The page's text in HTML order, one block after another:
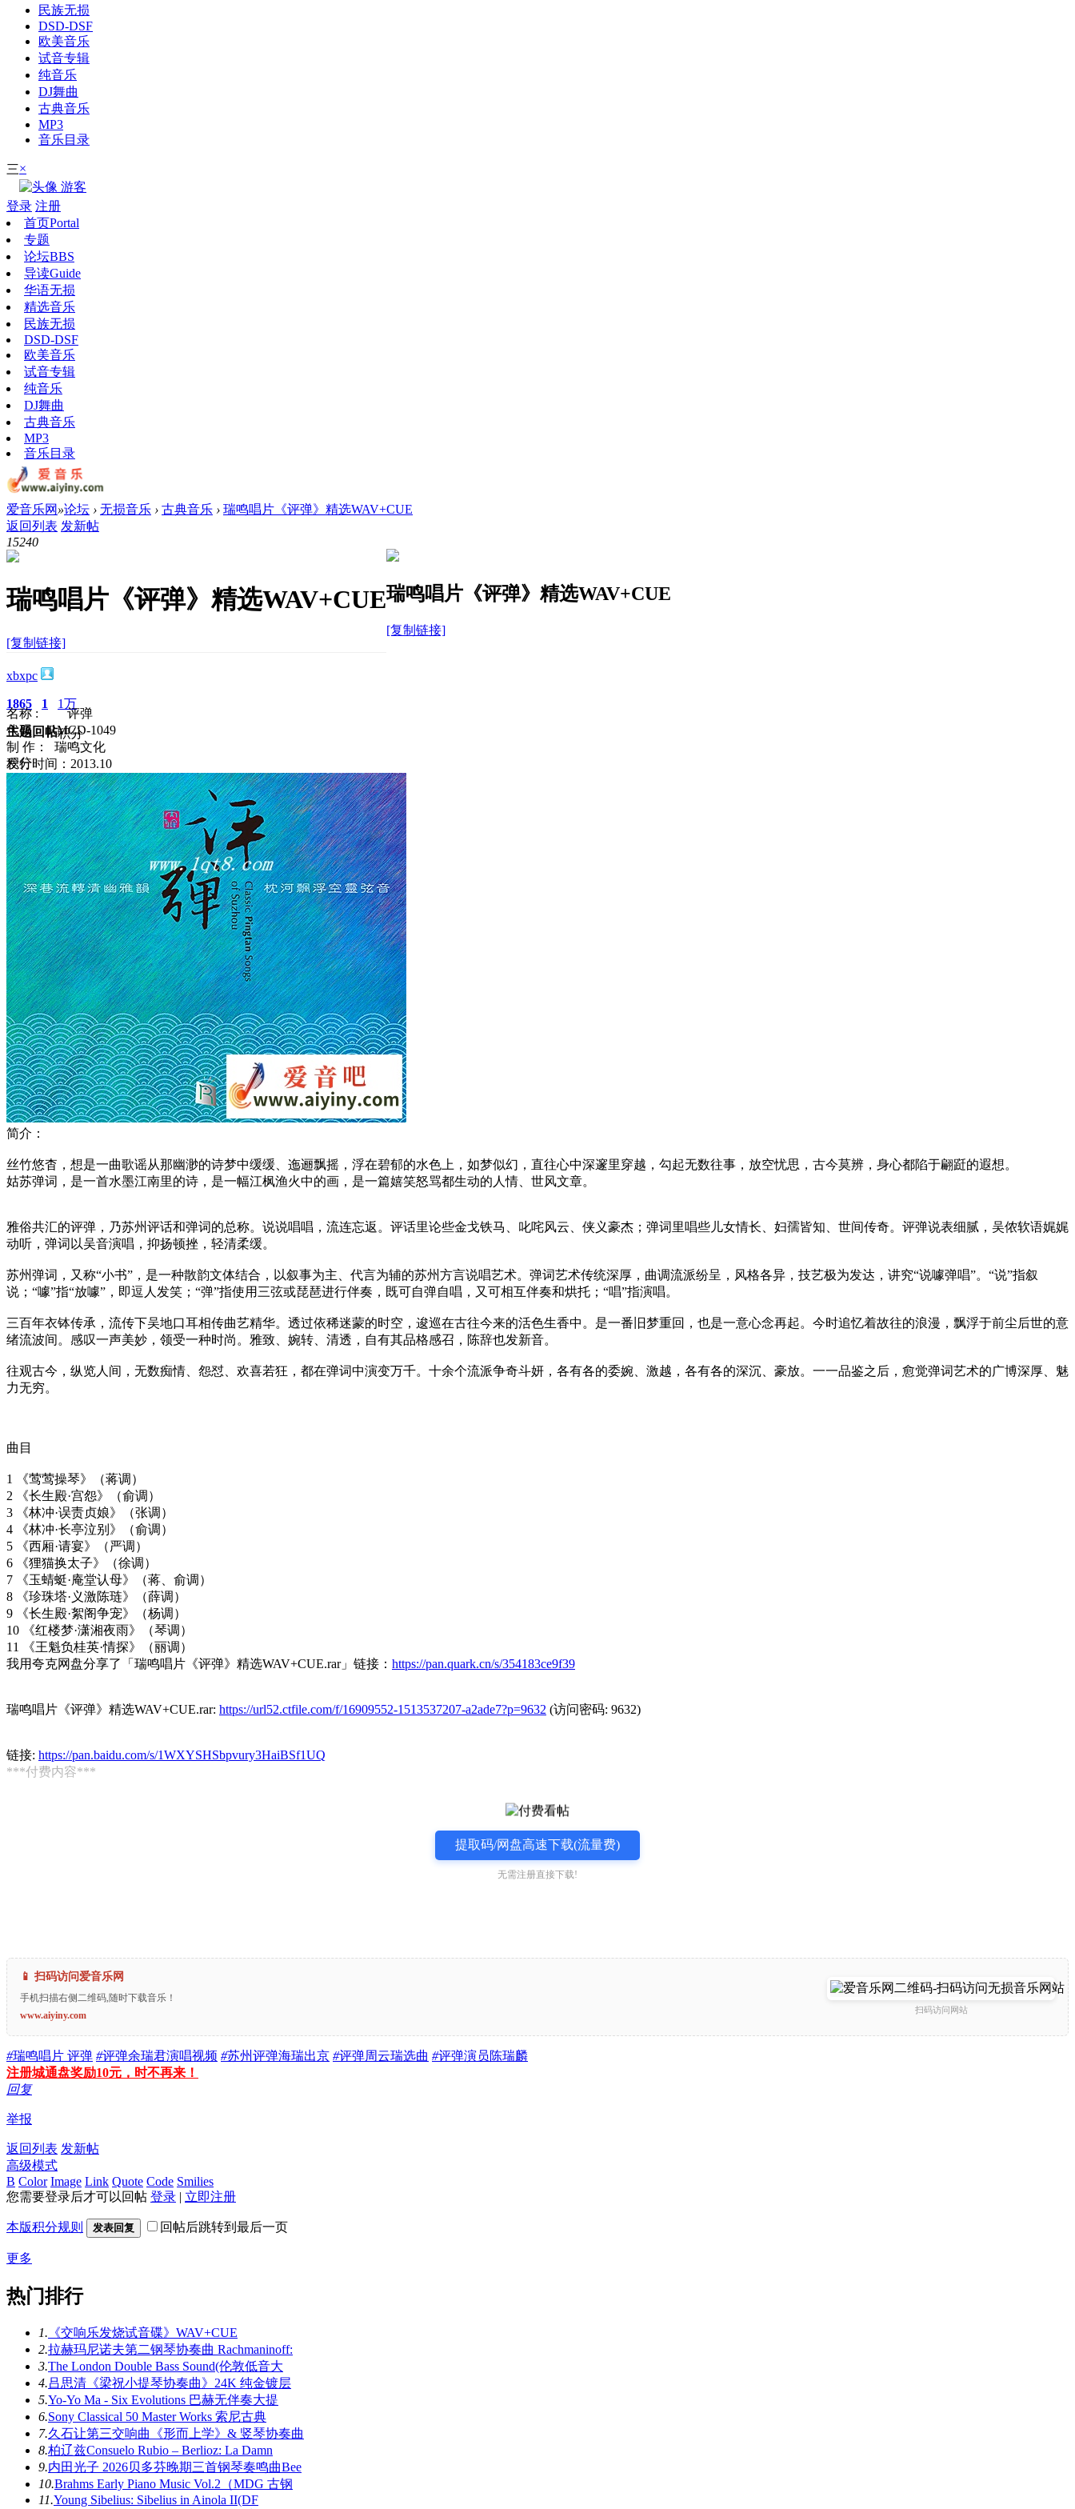
民族无损
DSD-DSF
欧美音乐
试音专辑
纯音乐
DJ舞曲
古典音乐
MP3
音乐目录
三×
游客
登录 注册
首页Portal
专题
论坛BBS
导读Guide
华语无损
精选音乐
民族无损
DSD-DSF
欧美音乐
试音专辑
纯音乐
DJ舞曲
古典音乐
MP3
音乐目录
爱音乐网 »论坛 › 无损音乐 › 古典音乐 › 瑞鸣唱片《评弹》精选WAV+CUE
返回列表 发新帖
15240
瑞鸣唱片《评弹》精选WAV+CUE
[复制链接]
瑞鸣唱片《评弹》精选WAV+CUE
[复制链接]
xbxpc
1865
主题
1
回帖
1万
积分
积分
10117
2025-6-8 13:10:28 / 显示全部楼层 /阅读模式
15240
名称 : 评弹
代码 : RMCD-1049
制 作： 瑞鸣文化
发行时间：2013.10
简介：
丝竹悠杳，想是一曲歌谣从那幽渺的诗梦中缓缓、迤逦飘摇，浮在碧郁的水色上，如梦似幻，直往心中深邃里穿越，勾起无数往事，放空忧思，古今莫辨，身心都陷于翩跹的遐想。
姑苏弹词，是一首水墨江南里的诗，是一幅江枫渔火中的画，是一篇嬉笑怒骂都生动的人情、世风文章。
雅俗共汇的评弹，乃苏州评话和弹词的总称。说说唱唱，流连忘返。评话里论些金戈铁马、叱咤风云、侠义豪杰；弹词里唱些儿女情长、妇孺皆知、世间传奇。评弹说表细腻，吴侬软语娓娓
动听，弹词以吴音演唱，抑扬顿挫，轻清柔缓。
苏州弹词，又称“小书”，是一种散韵文体结合，以叙事为主、代言为辅的苏州方言说唱艺术。弹词艺术传统深厚，曲调流派纷呈，风格各异，技艺极为发达，讲究“说噱弹唱”。“说”指叙
说；“噱”指“放噱”，即逗人发笑；“弹”指使用三弦或琵琶进行伴奏，既可自弹自唱，又可相互伴奏和烘托；“唱”指演唱。
三百年衣钵传承，流传下吴地口耳相传曲艺精华。透过依稀迷蒙的时空，逡巡在古往今来的活色生香中。是一番旧梦重回，也是一意心念再起。今时追忆着故往的浪漫，飘浮于前尘后世的意
绪流波间。感叹一声美妙，领受一种时尚。雅致、婉转、清透，自有其品格感召，陈辞也发新音。
往观古今，纵览人间，无数痴情、怨怼、欢喜若狂，都在弹词中演变万千。十余个流派争奇斗妍，各有各的委婉、激越，各有各的深沉、豪放。一一品鉴之后，愈觉弹词艺术的广博深厚、魅
力无穷。
曲目
1 《莺莺操琴》（蒋调）
2 《长生殿·宫怨》（俞调）
3 《林冲·误责贞娘》（张调）
4 《林冲·长亭泣别》（俞调）
5 《西厢·请宴》（严调）
6 《狸猫换太子》（徐调）
7 《玉蜻蜓·庵堂认母》（蒋、俞调）
8 《珍珠塔·义激陈琏》（薛调）
9 《长生殿·絮阁争宠》（杨调）
10 《红楼梦·潇湘夜雨》（琴调）
11 《王魁负桂英·情探》（丽调）
我用夸克网盘分享了「瑞鸣唱片《评弹》精选WAV+CUE.rar」链接： https://pan.quark.cn/s/354183ce9f39
瑞鸣唱片《评弹》精选WAV+CUE.rar: https://url52.ctfile.com/f/16909552-1513537207-a2ade7?p=9632 (访问密码: 9632)
链接: https://pan.baidu.com/s/1WXYSHSbpvury3HaiBSf1UQ
***付费内容***
提取码/网盘高速下载(流量费)
无需注册直接下载!
📱 扫码访问爱音乐网
手机扫描右侧二维码,随时下载音乐！
www.aiyiny.com
扫码访问网站
#瑞鸣唱片 评弹 #评弹余瑞君演唱视频 #苏州评弹海瑞出京 #评弹周云瑞选曲 #评弹演员陈瑞麟
注册城通盘奖励10元，时不再来！
回复
举报
返回列表 发新帖
高级模式
B Color Image Link Quote Code Smilies
您需要登录后才可以回帖 登录 | 立即注册
本版积分规则 发表回复 回帖后跳转到最后一页
更多
热门排行
1. 《交响乐发烧试音碟》WAV+CUE
2.拉赫玛尼诺夫第二钢琴协奏曲 Rachmaninoff:
3.The London Double Bass Sound(伦敦低音大
4.吕思清《梁祝小提琴协奏曲》24K 纯金镀层
5.Yo-Yo Ma - Six Evolutions 巴赫无伴奏大提
6.Sony Classical 50 Master Works 索尼古典
7.久石让第三交响曲《形而上学》& 竖琴协奏曲
8.柏辽兹Consuelo Rubio – Berlioz: La Damn
9.内田光子 2026贝多芬晚期三首钢琴奏鸣曲Bee
10.Brahms Early Piano Music Vol.2（MDG 古钢
11.Young Sibelius: Sibelius in Ainola II(DF